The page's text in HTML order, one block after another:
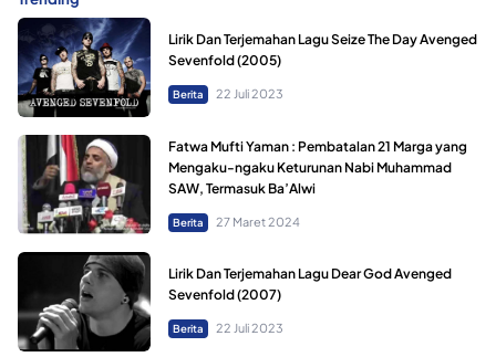
Lirik Dan Terjemahan Lagu Seize The Day Avenged
Sevenfold (2005)
Berita 22 Juli 2023
Fatwa Mufti Yaman : Pembatalan 21 Marga yang
Mengaku-ngaku Keturunan Nabi Muhammad
SAW, Termasuk Ba’Alwi
Berita 27 Maret 2024
Lirik Dan Terjemahan Lagu Dear God Avenged
Sevenfold (2007)
Berita 22 Juli 2023